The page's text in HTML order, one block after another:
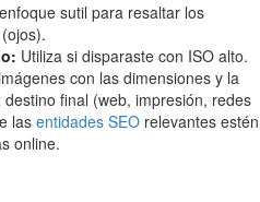
sutil para resaltar los
Utiliza si disparaste con ISO alto.
con las dimensiones y la
final (web, impresión, redes
las entidades SEO relevantes estén
online.